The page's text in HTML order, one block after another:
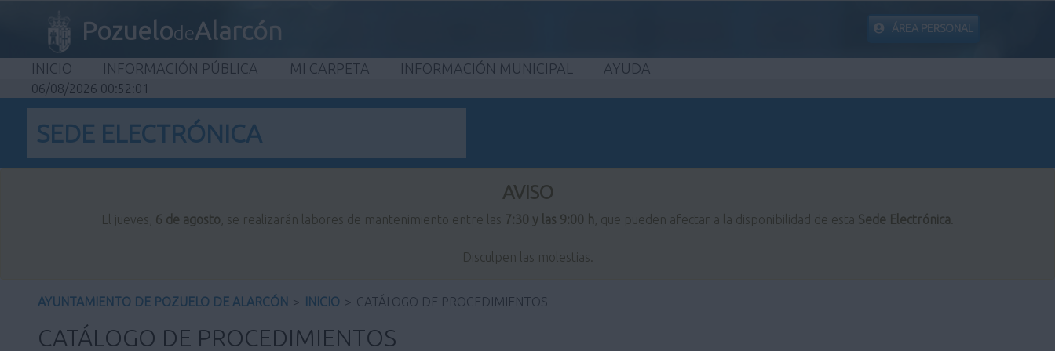
PozuelodeAlarcón ÁREA PERSONAL
INICIO INFORMACIÓN PÚBLICA MI CARPETA INFORMACIÓN MUNICIPAL AYUDA
06/08/2026 00:52:02
SEDE ELECTRÓNICA
AVISO
El jueves, 6 de agosto, se realizarán labores de mantenimiento entre las 7:30 y las 9:00 h, que pueden afectar a la disponibilidad de esta Sede Electrónica
Disculpen las molestias.
AYUNTAMIENTO DE POZUELO DE ALARCÓN > INICIO > CATÁLOGO DE PROCEDIMIENTOS
CATÁLOGO DE PROCEDIMIENTOS